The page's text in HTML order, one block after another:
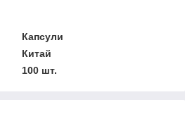
Капсули
Китай
100 шт.